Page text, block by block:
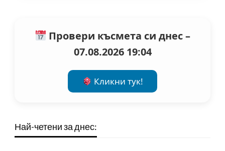
Провери късмета си днес –
07.08.2026 19:04
Кликни тук!
Най-четени за днес: